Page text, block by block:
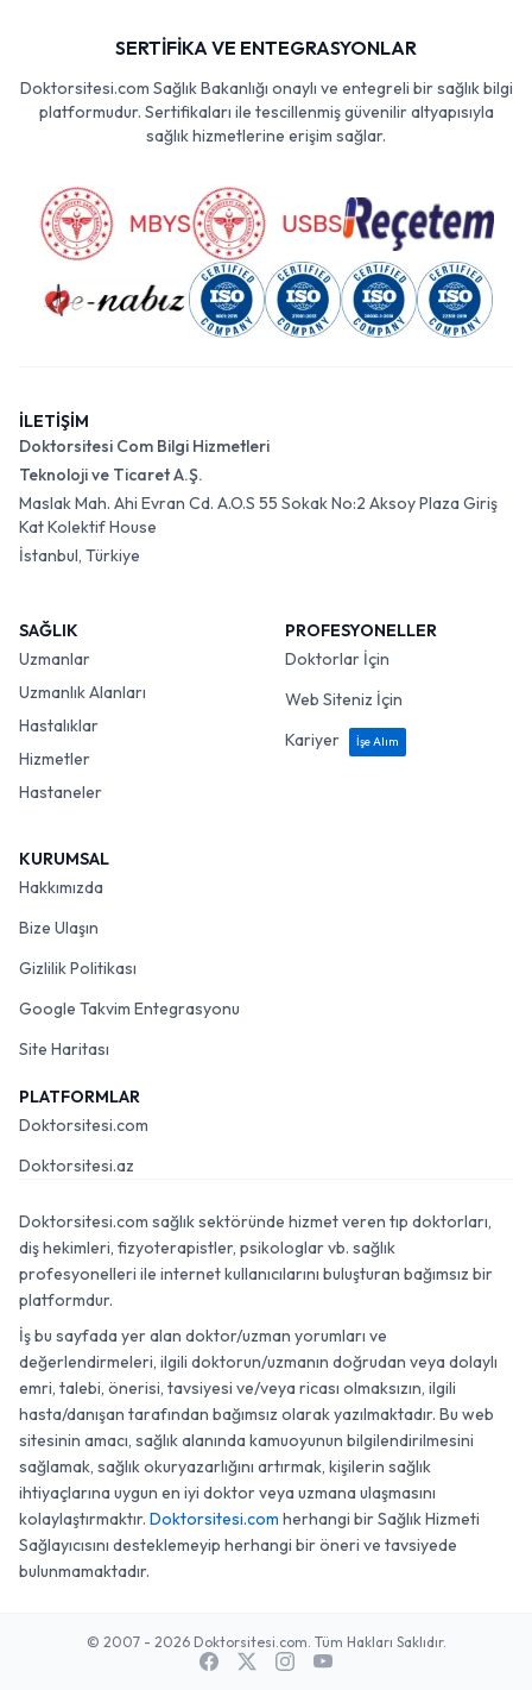
SERTİFİKA VE ENTEGRASYONLAR
Doktorsitesi.com Sağlık Bakanlığı onaylı ve entegreli bir sağlık bilgi
platformudur. Sertifikaları ile tescillenmiş güvenilir altyapısıyla
sağlık hizmetlerine erişim sağlar.
İLETİŞİM
Doktorsitesi Com Bilgi Hizmetleri
Teknoloji ve Ticaret A.Ş.
Maslak Mah. Ahi Evran Cd. A.O.S 55 Sokak No:2 Aksoy Plaza Giriş
Kat Kolektif House
İstanbul, Türkiye
SAĞLIK
Uzmanlar
Uzmanlık Alanları
Hastalıklar
Hizmetler
Hastaneler
PROFESYONELLER
Doktorlar İçin
Web Siteniz İçin
Kariyer
İşe Alım
KURUMSAL
Hakkımızda
Bize Ulaşın
Gizlilik Politikası
Google Takvim Entegrasyonu
Site Haritası
PLATFORMLAR
Doktorsitesi.com
Doktorsitesi.az
Doktorsitesi.com sağlık sektöründe hizmet veren tıp doktorları,
diş hekimleri, fizyoterapistler, psikologlar vb. sağlık
profesyonelleri ile internet kullanıcılarını buluşturan bağımsız bir
platformdur.
İş bu sayfada yer alan doktor/uzman yorumları ve
değerlendirmeleri, ilgili doktorun/uzmanın doğrudan veya dolaylı
emri, talebi, önerisi, tavsiyesi ve/veya ricası olmaksızın, ilgili
hasta/danışan tarafından bağımsız olarak yazılmaktadır. Bu web
sitesinin amacı, sağlık alanında kamuoyunun bilgilendirilmesini
sağlamak, sağlık okuryazarlığını artırmak, kişilerin sağlık
ihtiyaçlarına uygun en iyi doktor veya uzmana ulaşmasını
kolaylaştırmaktır. Doktorsitesi.com herhangi bir Sağlık Hizmeti
Sağlayıcısını desteklemeyip herhangi bir öneri ve tavsiyede
bulunmamaktadır.
© 2007 - 2026 Doktorsitesi.com. Tüm Hakları Saklıdır.